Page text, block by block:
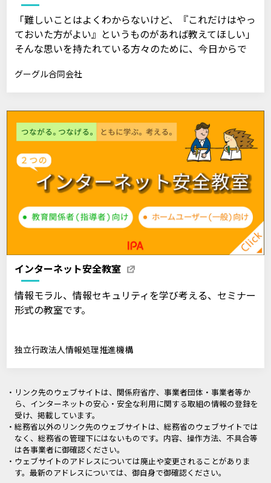
「難しいことはよくわからないけど、『これだけはやっ
ておいた方がよい』というものがあれば教えてほしい」
そんな思いを持たれている方々のために、今日からで
グーグル合同会社
インターネット安全教室
情報モラル、情報セキュリティを学び考える、セミナー
形式の教室です。
独立行政法人情報処理推進機構
・リンク先のウェブサイトは、関係府省庁、事業者団体・事業者等か
ら、インターネットの安心・安全な利用に関する取組の情報の登録を
受け、掲載しています。
・総務省以外のリンク先のウェブサイトは、総務省のウェブサイトでは
なく、総務省の管理下にはないものです。内容、操作方法、不具合等
は各事業者に御確認ください。
・ウェブサイトのアドレスについては廃止や変更されることがありま
す。最新のアドレスについては、御自身で御確認ください。